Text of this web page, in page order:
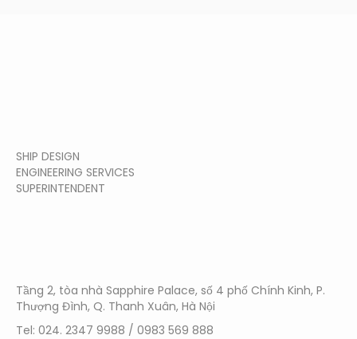
SHIP DESIGN
ENGINEERING SERVICES
SUPERINTENDENT
Tầng 2, tòa nhà Sapphire Palace, số 4 phố Chính Kinh, P.
Thượng Đình, Q. Thanh Xuân, Hà Nội
Tel: 024. 2347 9988 / 0983 569 888